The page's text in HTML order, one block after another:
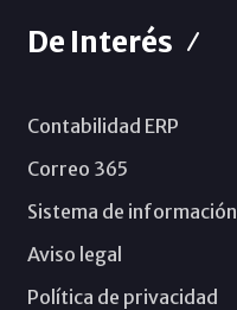
De Interés
Contabilidad ERP
Correo 365
Sistema de información
Aviso legal
Política de privacidad